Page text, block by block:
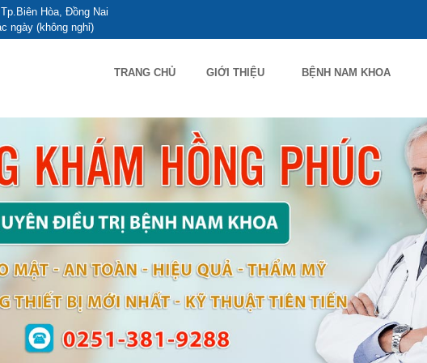
Hòa, Đồng Nai
ngày (không nghỉ)
TRANG CHỦ GIỚI THIỆU BỆNH NAM KHOA